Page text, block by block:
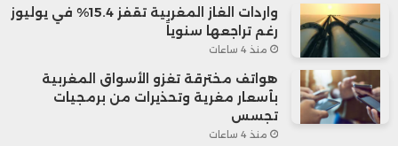
واردات الغاز المغربية تقفز 15.4% في يوليوز
رغم تراجعها سنوياً
منذ 4 ساعات
هواتف مخترقة تغزو الأسواق المغربية
بأسعار مغرية وتحذيرات من برمجيات
تجسس
منذ 4 ساعات